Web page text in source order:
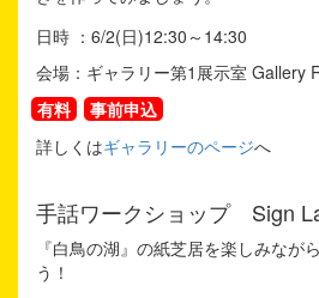
日時 ：6/2(日)12:30～14:30
会場：ギャラリー第1展示室 Gallery
有料
事前申込
詳しくはギャラリーのページへ
手話ワークショップ Sign
『白鳥の湖』の紙芝居を楽しみなが
う！